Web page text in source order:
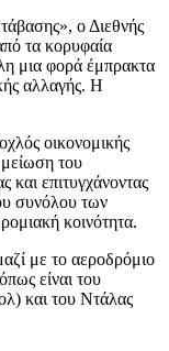
ο Διεθνής
τα κορυφαία
μια φορά έμπρακτα
αλλαγής. Η
οικονομικής
του
και επιτυγχάνοντας
συνόλου των
κοινότητα.
με το αεροδρόμιο
είναι του
και του Ντάλας